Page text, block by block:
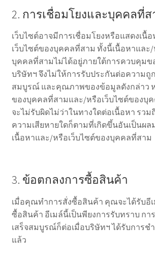
2. การเชื่อมโยงและบุคคลที่ส
เว็บไซต์อาจมีการเชื่อมโยงหรือแสดงเนื้
เว็บไซต์ของบุคคลที่สาม ทั้งนี้เนื้อหาและ/
บุคคลที่สามไม่ได้อยู่ภายใต้การควบคุมข
บริษัทฯ จึงไม่ให้การรับประกันต่อความถู
สมบูรณ์ และคุณภาพของข้อมูลดังกล่าว
ของบุคคลที่สามและ/หรือเว็บไซต์ของบุ
จะไม่รับผิดไม่ว่าในทางใดต่อเนื้อหา รว
ความเสียหายใดก็ตามที่เกิดขึ้นอันเป็นผล
เนื้อหาและ/หรือเว็บไซต์ของบุคคลที่สาม
3. ข้อตกลงการซื้อสินค้า
เมื่อคุณทำการสั่งซื้อสินค้า คุณจะได้รับอี
ซื้อสินค้า อีเมล์นี้เป็นพียงการรับทราบ กา
เสร็จสมบูรณ์ก็ต่อเมื่อบริษัทฯ ได้รับการช
แล้ว